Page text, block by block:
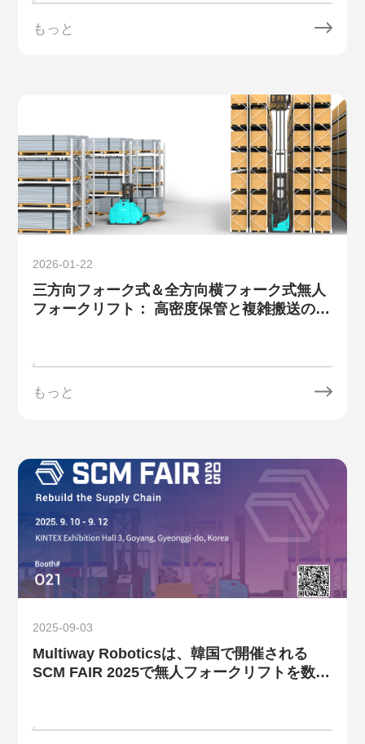
もっと
2026-01-22
三方向フォーク式＆全方向横フォーク式無人
フォークリフト： 高密度保管と複雑搬送の課
もっと
2025-09-03
Multiway Roboticsは、韓国で開催される
SCM FAIR 2025で無人フォークリフトを数台